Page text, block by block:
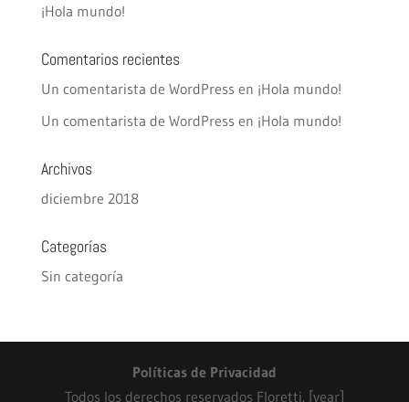
¡Hola mundo!
Comentarios recientes
Un comentarista de WordPressen ¡Hola mundo!
Un comentarista de WordPressen ¡Hola mundo!
Archivos
diciembre 2018
Categorías
Sin categoría
Políticas de Privacidad
Todos los derechos reservados Floretti. [year]